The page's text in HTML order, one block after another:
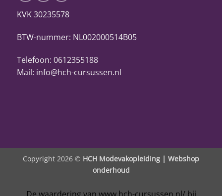
KVK 30235578
BTW-nummer: NL002000514B05
Telefoon: 0612355188
Mail: info@hch-cursussen.nl
Copyright 2026 © HCH Modevakopleiding | Webshop
onderhoud